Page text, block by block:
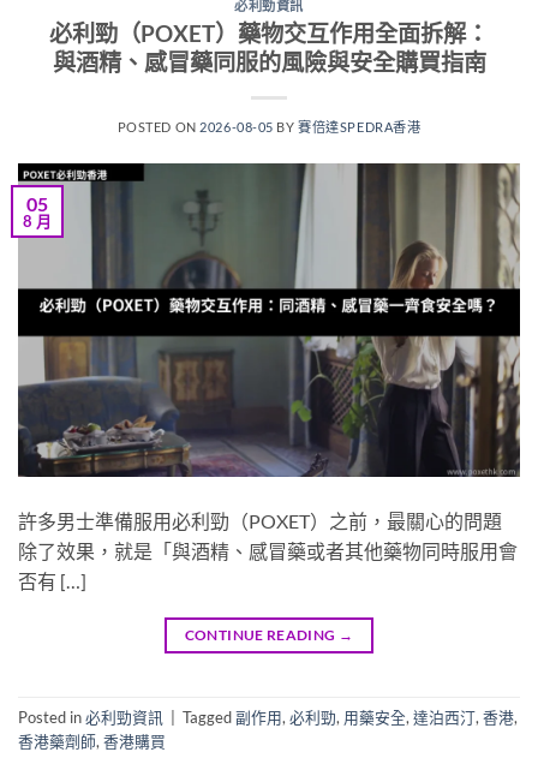
必利勁資訊
必利勁（POXET）藥物交互作用全面拆解：
與酒精、感冒藥同服的風險與安全購買指南
POSTED ON 2026-08-05 BY賽倍達SPEDRA香港
05
8 月
許多男士準備服用必利勁（POXET）之前，最關心的問題
除了效果，就是「與酒精、感冒藥或者其他藥物同時服用會
否有 […]
CONTINUE READING →
Posted in必利勁資訊 Tagged副作用, 必利勁, 用藥安全, 達泊西汀, 香港,
香港藥劑師, 香港購買